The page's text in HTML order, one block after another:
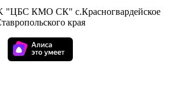
КМО СК" с.Красногвардейское
края